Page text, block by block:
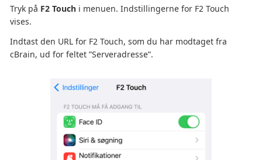
Tryk på F2 Touch i menuen. Indstillingerne for F2 Touch
vises.
Indtast den URL for F2 Touch, som du har modtaget fra
cBrain, ud for feltet ”Serveradresse”.